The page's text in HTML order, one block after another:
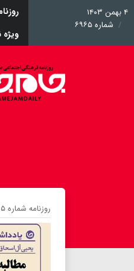
۴ بهمن ۱۴۰۳
شماره ۶۹۶۵
ویژه
روزنامه شماره ۶۹۶۵